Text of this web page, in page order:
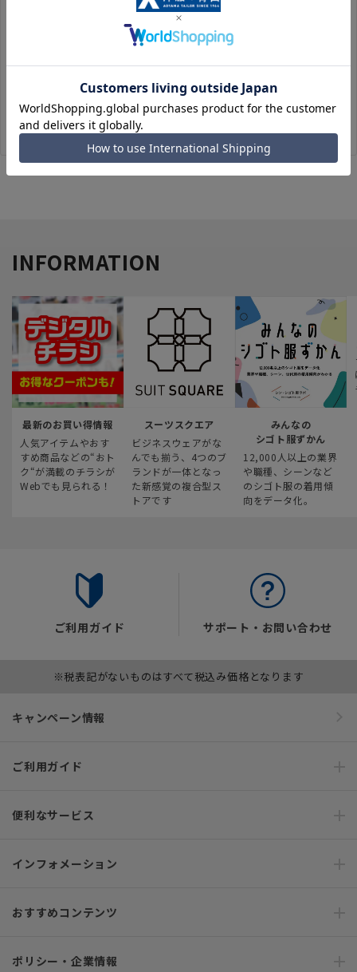
※洋服の青山オンラインストアのポイントは付与されません。
また、ゲスト購入後の会員情報統合・ポイントの付与は、対応
※購入履歴の確認、領収書の発行、キャンセル手続きはご利用
いただけません。
INFORMATION
最新のお買い得情報
人気アイテムやおす
すめ商品などの“おト
ク“が満載のチラシが
Webでも見られる！
スーツスクエア
ビジネスウェアがな
んでも揃う、4つのブ
ランドが一体となっ
た新感覚の複合型ス
トアです
みんなの
シゴト服ずかん
12,000人以上の業界
や職種、シーンなど
のシゴト服の着用傾
向をデータ化。
ご利用ガイド サポート・お問い合わせ
※税表記がないものはすべて税込み価格となります
キャンペーン情報
ご利用ガイド
便利なサービス
インフォメーション
おすすめコンテンツ
ポリシー・企業情報